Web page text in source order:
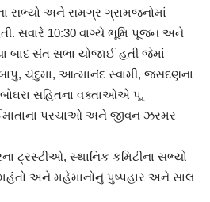
સભ્યો અને સમગ્ર ગ્રામજનોમાં
સવારે 10:30 વાગ્યે ભૂમિ પૂજન અને
બાદ સંત સભા યોજાઈ હતી જેમાં
ચંદુમા, આત્માનંદ સ્વામી, જસદણના
બોઘરા સહિતના વક્તાઓએ પૂ.
પરચાઓ અને જીવન ઝરમર
ટ્રસ્ટીઓ, સ્થાનિક કમિટીના સભ્યો
મહંતો અને મહેમાનોનું પુષ્પહાર અને સાલ